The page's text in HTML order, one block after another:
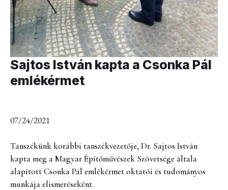
Sajtos István kapta a Csonka Pál
emlékérmet
07/24/2021
Tanszékünk korábbi tanszékvezetője, Dr. Sajtos István
kapta meg a Magyar Építőművészek Szövetsége általa
alapított Csonka Pál emlékérmet oktatói és tudományos
munkája elismeréseként.